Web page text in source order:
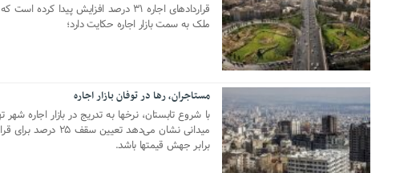
قراردادهای اجاره ۳۱ درصد افزایش پیدا
ملک به سمت بازار اجاره حکایت دارد؛
13 جولای 2021
مستاجران، رها در توفان بازار اجاره
با شروع تابستان، نرخها به تدریج در بازار اجاره
میدانی نشان می‌دهد
برابر جهش قیمتها باشد.